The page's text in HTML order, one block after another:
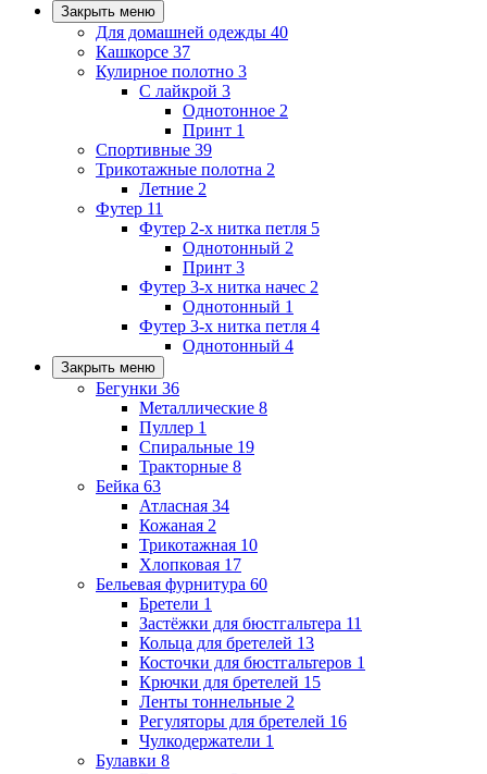
Закрыть меню
Для домашней одежды 40
Кашкорсе 37
Кулирное полотно 3
С лайкрой 3
Однотонное 2
Принт 1
Спортивные 39
Трикотажные полотна 2
Летние 2
Футер 11
Футер 2-х нитка петля 5
Однотонный 2
Принт 3
Футер 3-х нитка начес 2
Однотонный 1
Футер 3-х нитка петля 4
Однотонный 4
Закрыть меню
Бегунки 36
Металлические 8
Пуллер 1
Спиральные 19
Тракторные 8
Бейка 63
Атласная 34
Кожаная 2
Трикотажная 10
Хлопковая 17
Бельевая фурнитура 60
Бретели 1
Застёжки для бюстгальтера 11
Кольца для бретелей 13
Косточки для бюстгальтеров 1
Крючки для бретелей 15
Ленты тоннельные 2
Регуляторы для бретелей 16
Чулкодержатели 1
Булавки 8